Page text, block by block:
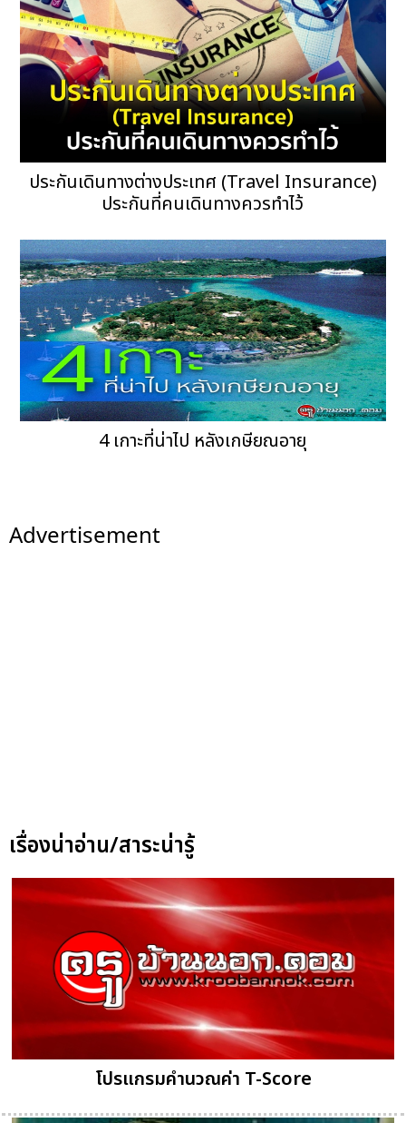
ประกันเดินทางต่างประเทศ (Travel Insurance)
ประกันที่คนเดินทางควรทำไว้
4 เกาะที่น่าไป หลังเกษียณอายุ
Advertisement
เรื่องน่าอ่าน/สาระน่ารู้
โปรแกรมคำนวณค่า T-Score